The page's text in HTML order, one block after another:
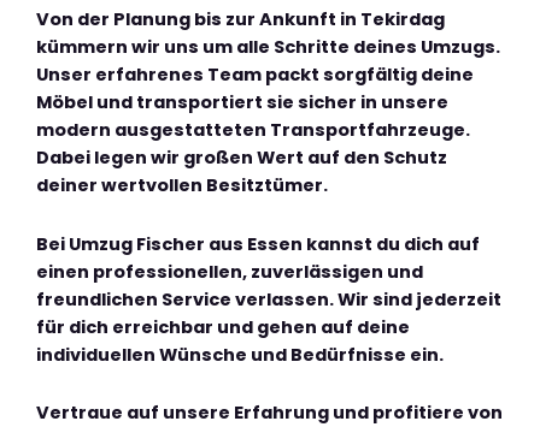
Von der Planung bis zur Ankunft in Tekirdag
kümmern wir uns um alle Schritte deines Umzugs.
Unser erfahrenes Team packt sorgfältig deine
Möbel und transportiert sie sicher in unsere
modern ausgestatteten Transportfahrzeuge.
Dabei legen wir großen Wert auf den Schutz
deiner wertvollen Besitztümer.
Bei Umzug Fischer aus Essen kannst du dich auf
einen professionellen, zuverlässigen und
freundlichen Service verlassen. Wir sind jederzeit
für dich erreichbar und gehen auf deine
individuellen Wünsche und Bedürfnisse ein.
Vertraue auf unsere Erfahrung und profitiere von